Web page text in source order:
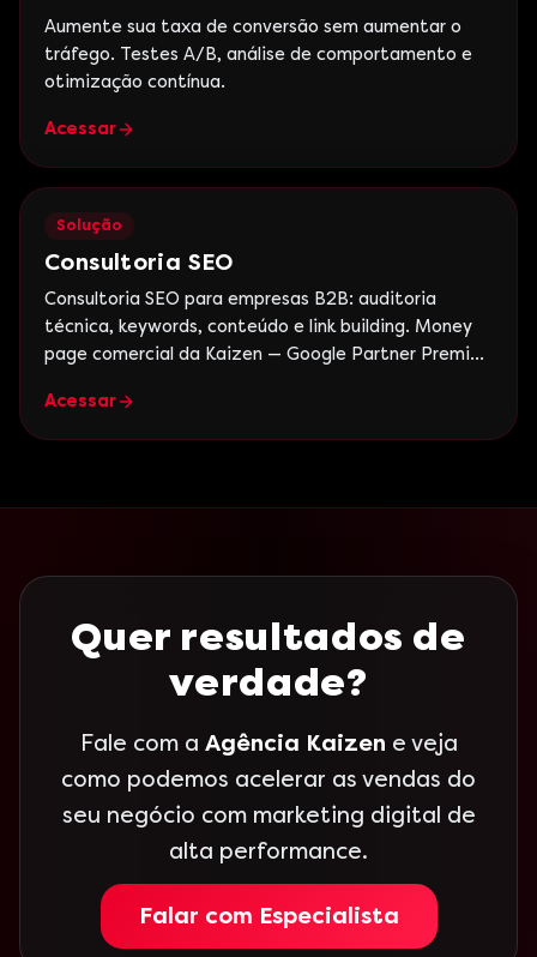
Aumente sua taxa de conversão sem aumentar o
tráfego. Testes A/B, análise de comportamento e
otimização contínua.
Acessar
Solução
Consultoria SEO
Consultoria SEO para empresas B2B: auditoria
técnica, keywords, conteúdo e link building. Money
page comercial da Kaizen — Google Partner Premier,
Acessar
Quer resultados de
verdade?
Fale com a Agência Kaizen e veja
como podemos acelerar as vendas do
seu negócio com marketing digital de
alta performance.
Falar com Especialista